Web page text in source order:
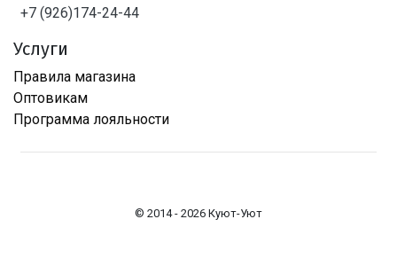
+7 (926)174-24-44
Услуги
Правила магазина
Оптовикам
Программа лояльности
© 2014 - 2026 Куют-Уют